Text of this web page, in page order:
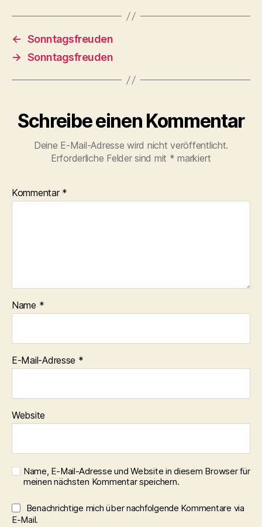
← Sonntagsfreuden
→ Sonntagsfreuden
Schreibe einen Kommentar
Deine E-Mail-Adresse wird nicht veröffentlicht.
Erforderliche Felder sind mit * markiert
Kommentar *
Name *
E-Mail-Adresse *
Website
Name, E-Mail-Adresse und Website in diesem Browser für
meinen nächsten Kommentar speichern.
Benachrichtige mich über nachfolgende Kommentare via
E-Mail.